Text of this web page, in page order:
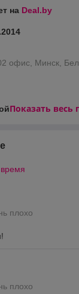
на Deal.by
офис, Минск,
Показать весь
плохо
плохо